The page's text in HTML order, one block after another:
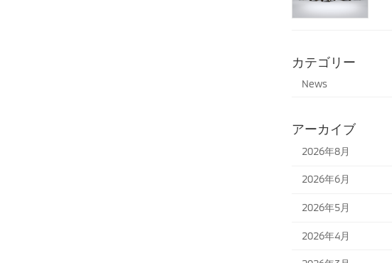
カテゴリー
News
アーカイブ
2026年8月
2026年6月
2026年5月
2026年4月